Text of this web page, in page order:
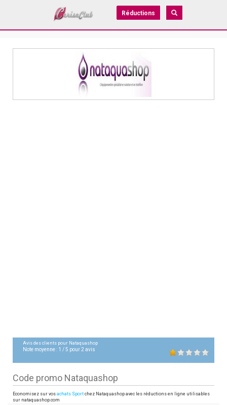
Réductions
Avis des clients pour Nataquashop
Note moyenne : 1 /5 pour2 avis
Code promo Nataquashop
Economisez sur vos achats Sport chez Nataquashop avec les réductions en ligne utilisables
sur nataquashop.com